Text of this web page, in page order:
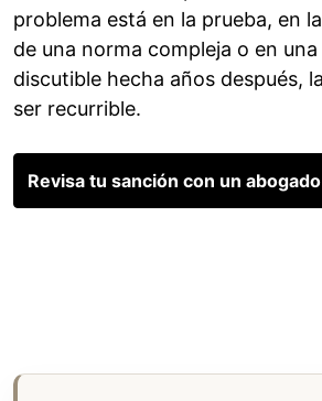
problema está en la prueba, en
de una norma compleja o en
discutible hecha años después,
ser recurrible.
Revisa tu sanción con un